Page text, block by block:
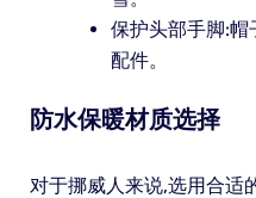
保护头部手脚:帽
配件。
防水保暖材质选择
对于挪威人来说,选用合适